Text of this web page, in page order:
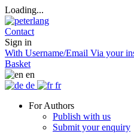
Loading...
Contact
Sign in
With Username/Email Via your
Basket
en
de
fr
For Authors
Publish with us
Submit your enquiry